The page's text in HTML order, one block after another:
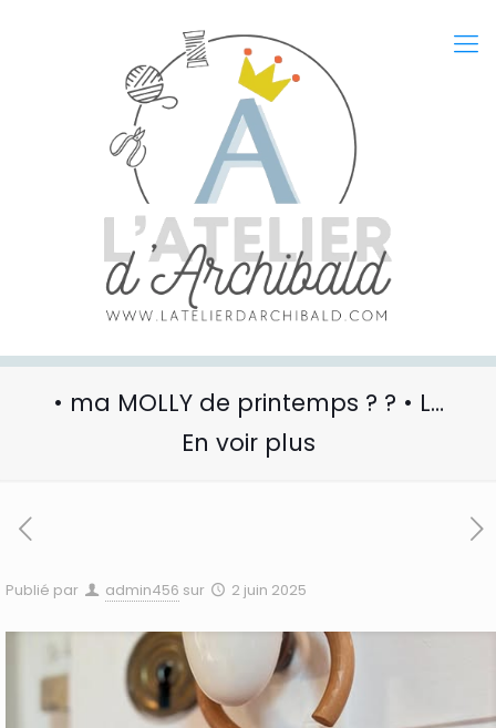
• ma MOLLY de printemps ? ? • L…
En voir plus
Publié par admin456 sur 2 juin 2025